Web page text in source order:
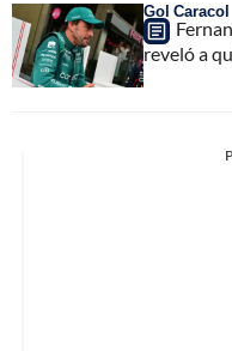
Gol Caracol
reveló a